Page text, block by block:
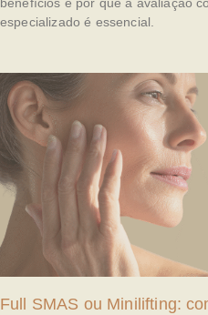
especializado é essencial.
Full SMAS ou Minilifting: